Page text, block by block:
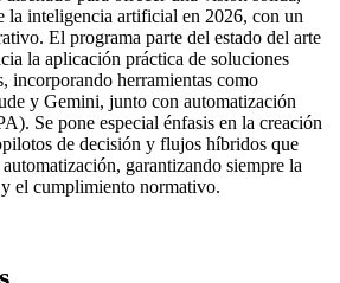
la inteligencia artificial en 2026, con un
El programa parte del estado del arte
la aplicación práctica de soluciones
incorporando herramientas como
y Gemini, junto con automatización
Se pone especial énfasis en la creación
de decisión y flujos híbridos que
garantizando siempre la
el cumplimiento normativo.